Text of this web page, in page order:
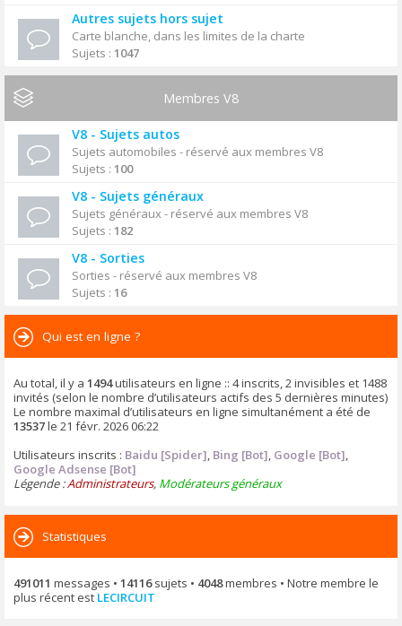
Autres sujets hors sujet
Carte blanche, dans les limites de la charte
Sujets : 1047
Membres V8
V8 - Sujets autos
Sujets automobiles - réservé aux membres V8
Sujets : 100
V8 - Sujets généraux
Sujets généraux - réservé aux membres V8
Sujets : 182
V8 - Sorties
Sorties - réservé aux membres V8
Sujets : 16
Qui est en ligne ?
Au total, il y a 1494utilisateurs en ligne :: 4 inscrits, 2 invisibles et 1488
invités (selon le nombre d’utilisateurs actifs des 5 dernières minutes)
Le nombre maximal d’utilisateurs en ligne simultanément a été de
13537le 21 févr. 2026 06:22
Utilisateurs inscrits : Baidu [Spider], Bing [Bot], Google [Bot],
Google Adsense [Bot]
Légende :Administrateurs, Modérateurs généraux
Statistiques
491011 messages • 14116sujets • 4048membres • Notre membre le
plus récent est LECIRCUIT